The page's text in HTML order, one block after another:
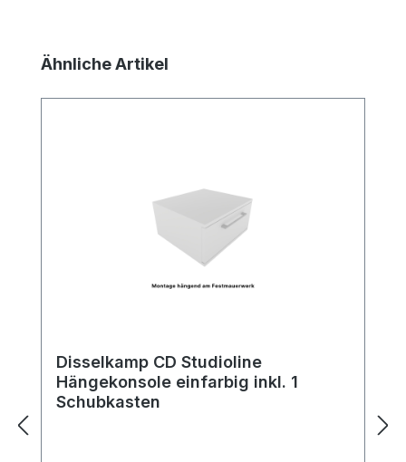
Produktgalerie überspringen
Ähnliche Artikel
Disselkamp CD Studioline
Hängekonsole einfarbig inkl. 1
Schubkasten